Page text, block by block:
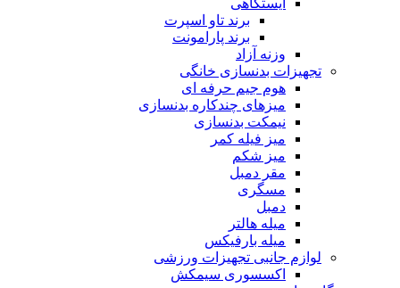
ایستگاهی
برند تاو اسپرت
برند پارامونت
وزنه آزاد
تجهیزات بدنسازی خانگی
هوم جیم حرفه ای
میزهای چندکاره بدنسازی
نیمکت بدنسازی
میز فیله کمر
میز شکم
مقر دمبل
مسگری
دمبل
میله هالتر
میله بارفیکس
لوازم جانبی تجهیزات ورزشی
اکسسوری سیمکش